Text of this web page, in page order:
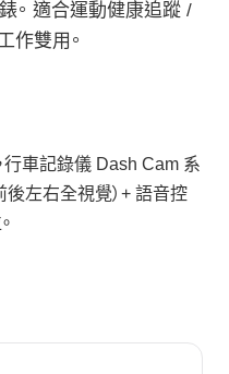
。 適合運動健康追蹤 /
作雙用。
行車記錄儀 Dash Cam 系
左右全視覺）+ 語音控